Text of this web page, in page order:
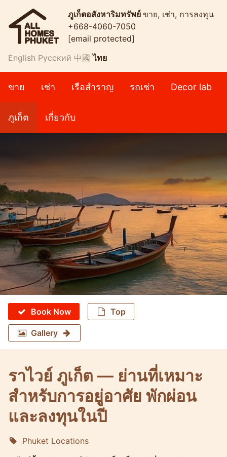
ภูเก็ตอสังหาริมทรัพย์ ขาย, เช่า, การลงทุน
+668-4060-7050
[email protected]
English Русский 中國 ไทย
ขาย เช่า เรือสำราญ รถเช่า Decor lab
ภูเก็ต เกี่ยวกับ
Book Now Top
Gallery
ราไวย์ ภูเก็ต — ย่านที่เหมาะ
สำหรับการอยู่อาศัย พักผ่อน
และลงทุนในปี
Molokophuket
Phuket Locations